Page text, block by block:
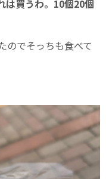
は買うわ。10個20個
のでそっちも食べて